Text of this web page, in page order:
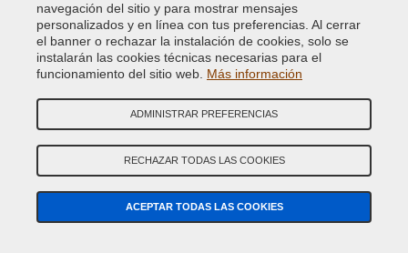
Código de Color Original :638
Código de Producto:VCD-BLVC-638
MULBERRY RED PEARL CDM
Código de Color Original :1274
Código de Producto: VCD-BLVC-1274
MULBERRY RED PEARL CDM
Código de Color Original :1274-CDM
Código de Producto:VCD-BLVC-CMD
navegación del sitio y para mostrar mensajes
personalizados y en línea con tus preferencias. Al cerrar
el banner o rechazar la instalación de cookies, solo se
instalarán las cookies técnicas necesarias para el
funcionamiento del sitio web. Más información
ADMINISTRAR PREFERENCIAS
RECHAZAR TODAS LAS COOKIES
ACEPTAR TODAS LAS COOKIES